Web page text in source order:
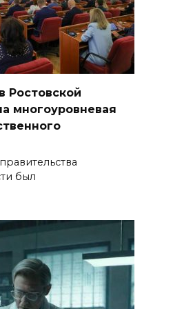
«Я
на Дону
питание
станет проще
ничего:
в 10 км
на М-4
Ростовской
многоуровневая
был